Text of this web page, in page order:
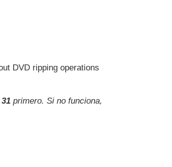
DVD ripping operations
primero. Si no funciona,